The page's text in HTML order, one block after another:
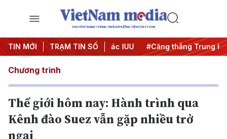
CHUYÊN TRANG THÔNG TIN ĐA PHƯƠNG TIỆN CỦA TTXVN
TIN MỚI TRẠM TIN SỐ
đêm #Chống khai thác IUU #Căng thẳng Trung Đông
Chương trình
Thế giới hôm nay: Hành trình qua
Kênh đào Suez vẫn gặp nhiều trở
ngại